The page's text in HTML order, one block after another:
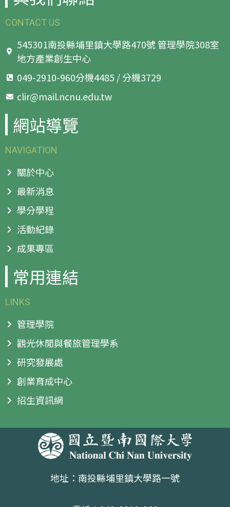
CONTACT US
545301南投縣埔里鎮大學路470號 管理學院308室
地方產業創生中心
049-2910-960分機4485 / 分機3729
clir@mail.ncnu.edu.tw
網站導覽
NAVIGATION
關於中心
最新消息
學分學程
活動紀錄
成果專區
常用連結
LINKS
管理學院
觀光休閒與餐旅管理學系
研究發展處
創業育成中心
招生資訊網
地址：南投縣埔里鎮大學路一號